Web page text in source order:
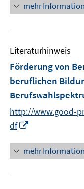
mehr
Literaturhinweis
Förderung von
beruflichen
http://www.good-
df
n
e
u
mehr